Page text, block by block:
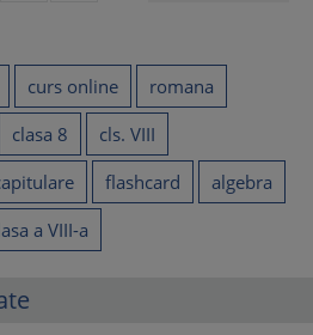
curs online
romana
clasa 8
cls. VIII
flashcard
algebra
a VIII-a